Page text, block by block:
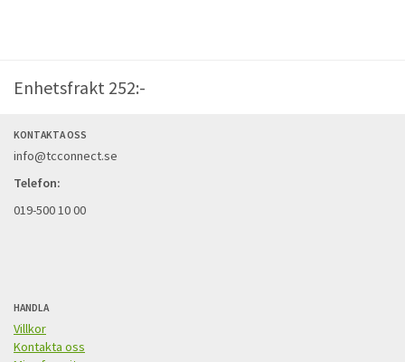
Enhetsfrakt 252:-
KONTAKTA OSS
info@tcconnect.se
Telefon:
019-500 10 00
HANDLA
Villkor
Kontakta oss